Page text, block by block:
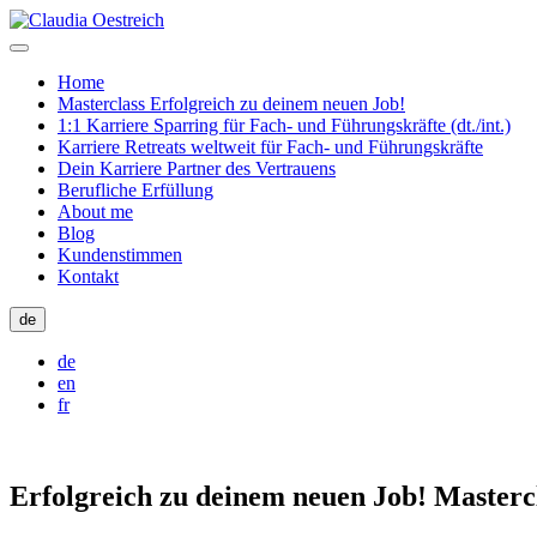
Home
Masterclass Erfolgreich zu deinem neuen Job!
1:1 Karriere Sparring für Fach- und Führungskräfte (dt./int.)
Karriere Retreats weltweit für Fach- und Führungskräfte
Dein Karriere Partner des Vertrauens
Berufliche Erfüllung
About me
Blog
Kundenstimmen
Kontakt
de
de
en
fr
Erfolgreich zu deinem neuen Job!